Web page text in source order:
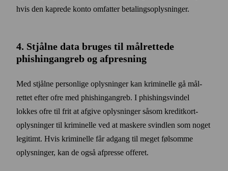
hvis den kaprede konto omfatter betalings­oplysninger.
4. Stjålne data bruges til mål­rettede
phishingangreb og afpresning
Med stjålne personlige oplysninger kan kriminelle gå mål­
rettet efter ofre med phishing­angreb. I phishing­svindel
lokkes ofre til frit at afgive oplysninger såsom kredit­kort­
oplysninger til kriminelle ved at maskere svindlen som noget
legitimt. Hvis kriminelle får adgang til meget følsomme
oplysninger, kan de også afpresse offeret.